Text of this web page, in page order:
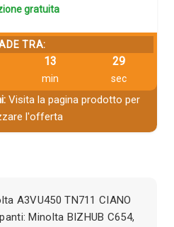
gratuita
TRA:
13
min
29
sec
Visita la pagina prodotto per
l'offerta
A3VU450 TN711 CIANO
Minolta BIZHUB C654,